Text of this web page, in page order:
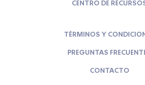
CENTRO DE
TÉRMINOS Y
PREGUNTAS
CONTACTO